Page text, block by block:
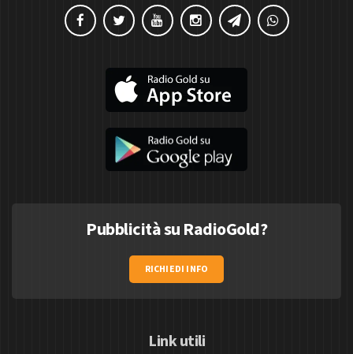
Pubblicità su RadioGold?
RICHIEDI INFO
Link utili